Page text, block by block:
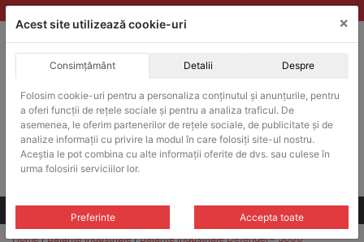
Skip
to
ACHIZITII PUBLICE
Produsele pot fi achizitionate si in sistemul SEAP / SICAP
Products
search
CAUTARE
Toate produsele
Home/Balante industriale/Balante industriale Defender® 5000
Acest site utilizează cookie-uri ×
Consimțământ Detalii Despre
Folosim cookie-uri pentru a personaliza conținutul și anunțurile, pentru
a oferi funcții de rețele sociale și pentru a analiza traficul. De
asemenea, le oferim partenerilor de rețele sociale, de publicitate și de
analize informații cu privire la modul în care folosiți site-ul nostru.
Aceștia le pot combina cu alte informații oferite de dvs. sau culese în
urma folosirii serviciilor lor.
Preferinte Accepta toate